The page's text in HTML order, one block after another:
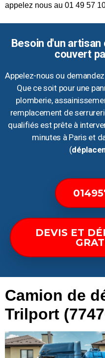
appelez nous au 01 49 57
Besoin d'un
couvert
Appelez-nous ou
Que ce soit pour une
plomberie,
remplacement de
qualifiés est prête à
minutes à Paris et
(
DEVIS ET
Camion de
Trilport